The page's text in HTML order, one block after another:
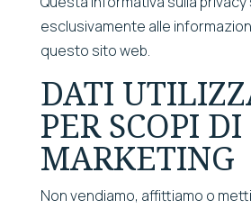
esclusivamente alle
questo sito web.
DATI
PER SCOPI DI
MARKETING
Non vendiamo, affittiamo o